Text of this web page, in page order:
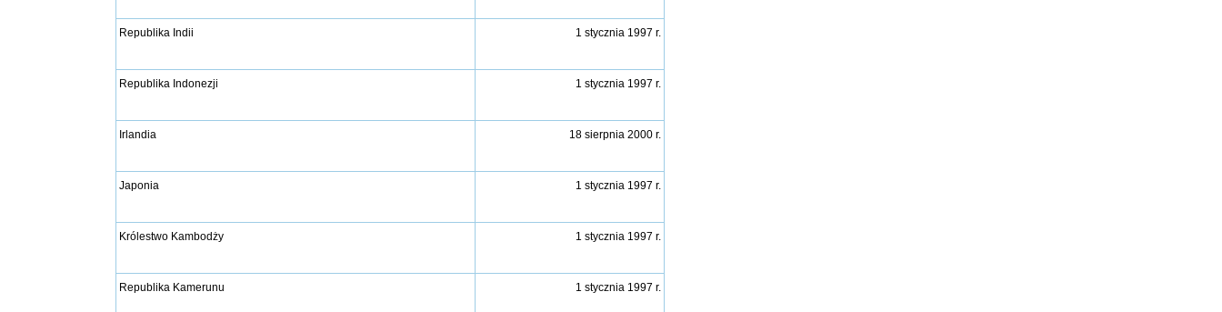
Republika Indii 1 stycznia 1997 r.
Republika Indonezji 1 stycznia 1997 r.
Irlandia 18 sierpnia 2000 r.
Japonia 1 stycznia 1997 r.
Królestwo Kambodży 1 stycznia 1997 r.
Republika Kamerunu 1 stycznia 1997 r.